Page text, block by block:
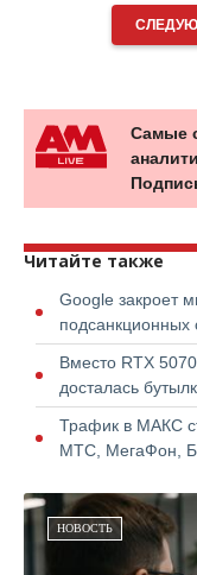
Самые
Читайте также
Google закроет
подсанкционных
Вместо RTX
досталась
Трафик в МАКС
МТС, МегаФон,
НОВОСТЬ